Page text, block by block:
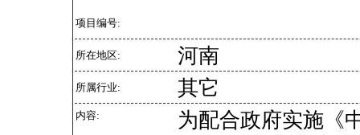
项目编号:
所在地区: 河南
所属行业: 其它
内容:
为配合政府实施《